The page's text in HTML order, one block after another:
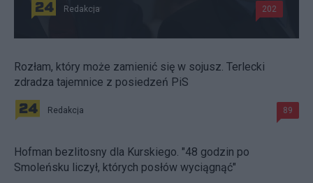
Redakcja 202
Rozłam, który może zamienić się w sojusz. Terlecki
zdradza tajemnice z posiedzeń PiS
Redakcja 89
Hofman bezlitosny dla Kurskiego. "48 godzin po
Smoleńsku liczył, których posłów wyciągnąć"